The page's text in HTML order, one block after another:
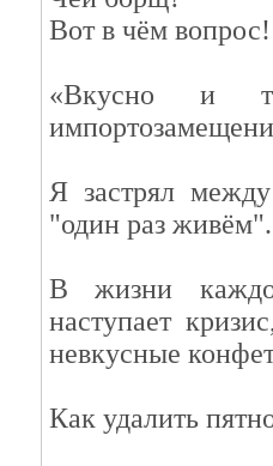
Вот в чём вопрос!
«Вкусно и
Я застрял
"один раз
В жизни
наступает
невкусные
Как удалить